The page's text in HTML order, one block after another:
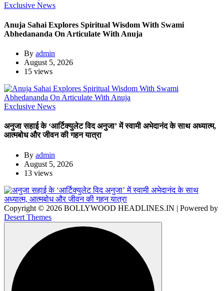
Exclusive News
Anuja Sahai Explores Spiritual Wisdom With Swami
Abhedananda On Articulate With Anuja
By admin
August 5, 2026
15 views
Exclusive News
अनुजा सहाई के ‘आर्टिक्युलेट विद अनुजा’ में स्वामी अभेदानंद के साथ अध्यात्म,
आत्मबोध और जीवन की गहन यात्रा
By admin
August 5, 2026
13 views
Copyright © 2026 BOLLYWOOD HEADLINES.IN | Powered by
Desert Themes